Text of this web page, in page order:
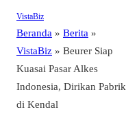
VistaBiz
Beranda » Berita »
VistaBiz » Beurer Siap
Kuasai Pasar Alkes
Indonesia, Dirikan Pabrik
di Kendal